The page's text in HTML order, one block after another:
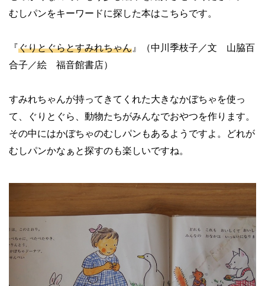
むしパンをキーワードに探した本はこちらです。
『ぐりとぐらとすみれちゃん 』（中川季枝子／文 山脇百
合子／絵 福音館書店）
すみれちゃんが持ってきてくれた大きなかぼちゃを使っ
て、ぐりとぐら、動物たちがみんなでおやつを作ります。
その中にはかぼちゃのむしパンもあるようですよ。どれが
むしパンかなぁと探すのも楽しいですね。